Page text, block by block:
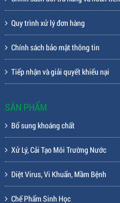
Quy trình xử lý đơn hàng
Chính sách bảo mật thông tin
Tiếp nhận và giải quyết khiếu nại
SẢN PHẨM
Bổ sung khoáng chất
Xử Lý, Cải Tạo Môi Trường Nước
Diệt Virus, Vi Khuẩn, Mầm Bệnh
Chế Phẩm Sinh Học